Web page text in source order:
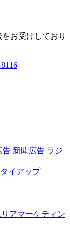
お受けしており
告 新聞広告 ラジ
イアップ
リアマーケティン